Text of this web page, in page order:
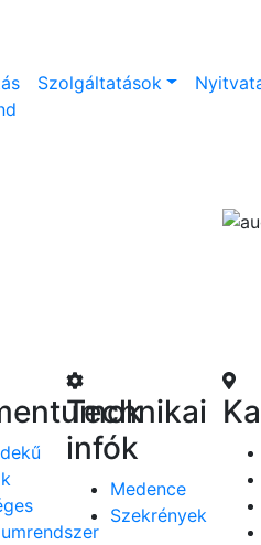
Szolgáltatások
Technikai
infók
Medence
Szekrények